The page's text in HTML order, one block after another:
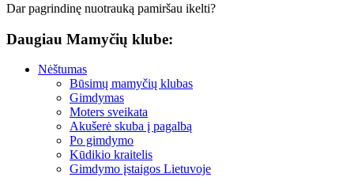
Dar pagrindinę nuotrauką pamiršau ikelti?
Daugiau Mamyčių klube:
Nėštumas
Būsimų mamyčių klubas
Gimdymas
Moters sveikata
Akušerė skuba į pagalbą
Po gimdymo
Kūdikio kraitelis
Gimdymo įstaigos Lietuvoje